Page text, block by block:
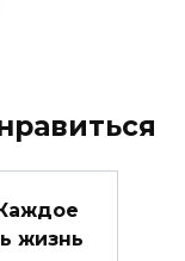
жизнь